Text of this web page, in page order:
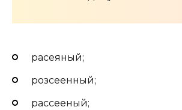
расеяный;
розсеенный;
рассееный;